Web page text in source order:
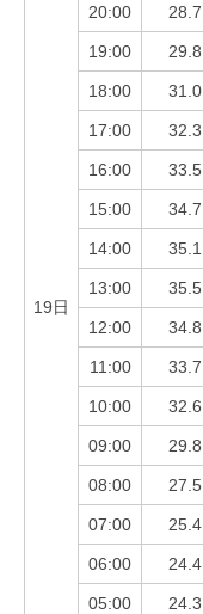
19日
20:00 28.7
19:00 29.8
18:00 31.0
17:00 32.3
16:00 33.5
15:00 34.7
14:00 35.1
13:00 35.5
12:00 34.8
11:00 33.7
10:00 32.6
09:00 29.8
08:00 27.5
07:00 25.4
06:00 24.4
05:00 24.3